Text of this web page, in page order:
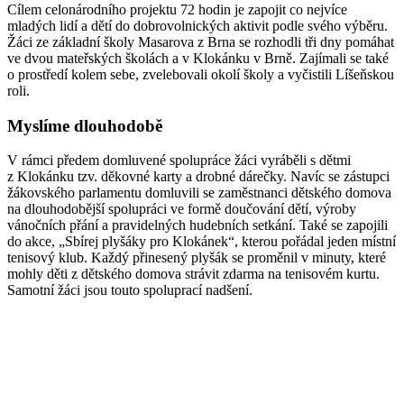
Cílem celonárodního projektu 72 hodin je zapojit co nejvíce
mladých lidí a dětí do dobrovolnických aktivit podle svého výběru.
Žáci ze základní školy Masarova z Brna se rozhodli tři dny pomáhat
ve dvou mateřských školách a v Klokánku v Brně. Zajímali se také
o prostředí kolem sebe, zvelebovali okolí školy a vyčistili Líšeňskou
roli.
Myslíme dlouhodobě
V rámci předem domluvené spolupráce žáci vyráběli s dětmi
z Klokánku tzv. děkovné karty a drobné dárečky. Navíc se zástupci
žákovského parlamentu domluvili se zaměstnanci dětského domova
na dlouhodobější spolupráci ve formě doučování dětí, výroby
vánočních přání a pravidelných hudebních setkání. Také se zapojili
do akce, „Sbírej plyšáky pro Klokánek“, kterou pořádal jeden místní
tenisový klub. Každý přinesený plyšák se proměnil v minuty, které
mohly děti z dětského domova strávit zdarma na tenisovém kurtu.
Samotní žáci jsou touto spoluprací nadšení.